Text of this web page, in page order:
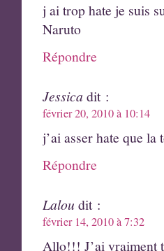
j ai trop hate je suis
Naruto
Répondre
Jessica dit :
février 20, 2010 à 10:14
j’ai asser hate que
Répondre
Lalou dit :
février 14, 2010 à 7:32
Allo!!! J’ai vraiment